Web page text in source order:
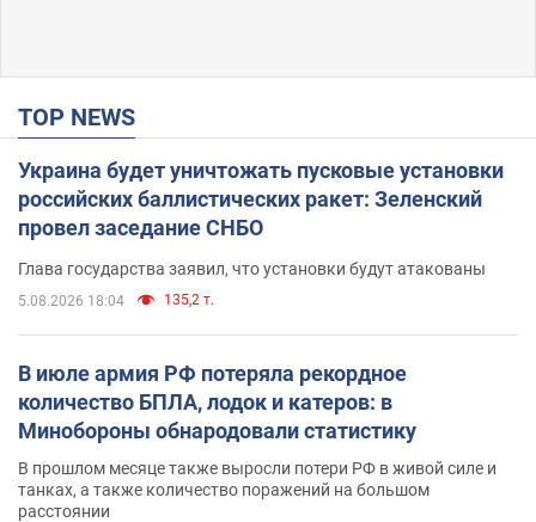
TOP NEWS
Украина будет уничтожать пусковые установки
российских баллистических ракет: Зеленский
провел заседание СНБО
Глава государства заявил, что установки будут атакованы
5.08.2026 18:04 135,2 т.
В июле армия РФ потеряла рекордное
количество БПЛА, лодок и катеров: в
Минобороны обнародовали статистику
В прошлом месяце также выросли потери РФ в живой силе и
танках, а также количество поражений на большом
расстоянии